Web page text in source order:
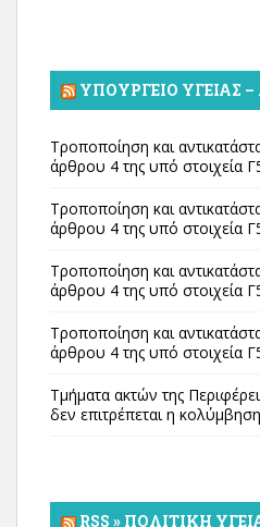
ΥΠΟΥΡΓΕΊΟ ΥΓΕΊΑΣ
Τροποποίηση και
άρθρου 4 της υπό στοιχεία
Τροποποίηση και
άρθρου 4 της υπό στοιχεία
Τροποποίηση και
άρθρου 4 της υπό στοιχεία
Τροποποίηση και
άρθρου 4 της υπό στοιχεία
Τμήματα ακτών της
δεν επιτρέπεται η
RSS » ΠΟΛΙΤΙΚΉ